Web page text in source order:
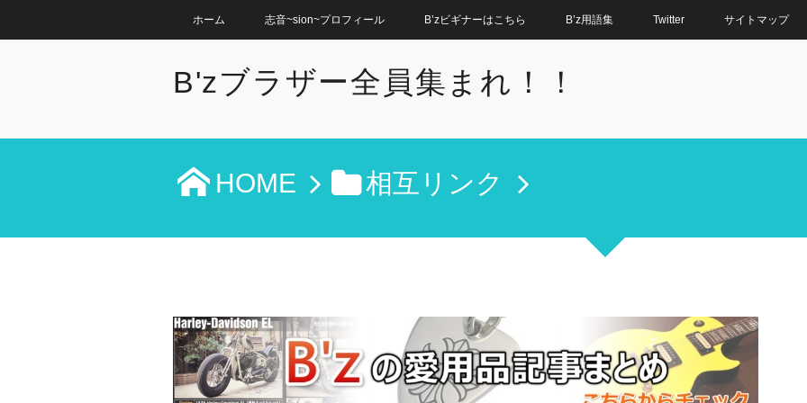
ホーム 志音~sion~プロフィール B’zビギナーはこちら B’z用語集 Twitter サイトマップ
B'zブラザー全員集まれ！！
HOME 相互リンク